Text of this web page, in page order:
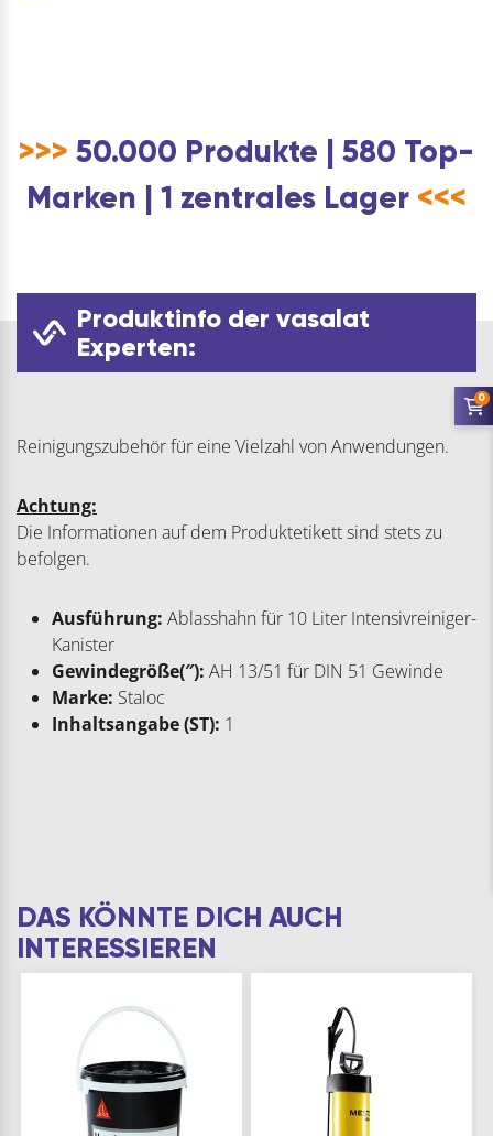
>>> 50.000 Produkte | 580 Top-
Marken | 1 zentrales Lager <<<
Produktinfo der vasalat
Experten:
Reinigungszubehör für eine Vielzahl von Anwendungen.
Achtung:
Die Informationen auf dem Produktetikett sind stets zu
befolgen.
Ausführung: Ablasshahn für 10 Liter Intensivreiniger-
Kanister
Gewindegröße(″): AH 13/51 für DIN 51 Gewinde
Marke: Staloc
Inhaltsangabe (ST): 1
DAS KÖNNTE DICH AUCH
INTERESSIEREN
0